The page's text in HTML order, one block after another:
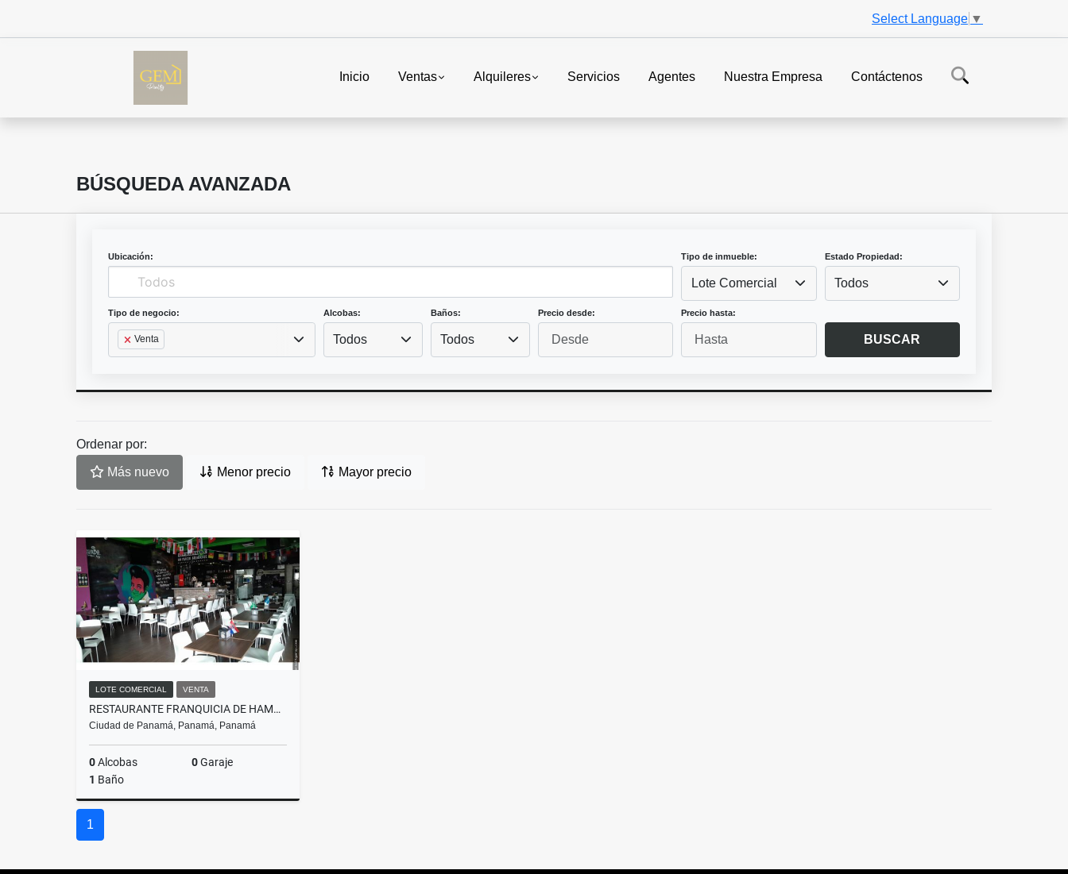
Select Language ▼
Inicio Ventas Alquileres Servicios Agentes Nuestra Empresa Contáctenos
BÚSQUEDA AVANZADA
Ubicación: Tipo de inmueble:
Lote Comercial
Estado Propiedad:
Todos
Tipo de negocio:
Venta
Alcobas:
Todos
Baños:
Todos
Precio desde: Precio hasta:
BUSCAR
Ordenar por:
Más nuevo Menor precio Mayor precio
LOTE COMERCIAL VENTA
RESTAURANTE FRANQUICIA DE HAMBURGUESAS ¡NEGOCIO OPERANDO!
Ciudad de Panamá, Panamá, Panamá
0Alcobas 0Garaje
1 Baño
1